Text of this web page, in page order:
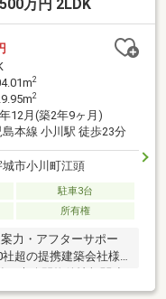
見直し相談も可能！
ス資金贈与（援助）
せ！▼お引渡し後のア
（リフォーム）、将来
万円 2LDK
2
2
12月(築2年9ヶ月)
島本線 小川駅 徒歩23分
城市小川町江頭
駐車3台
所有権
力・アフターサポー
未公開物件情報関連